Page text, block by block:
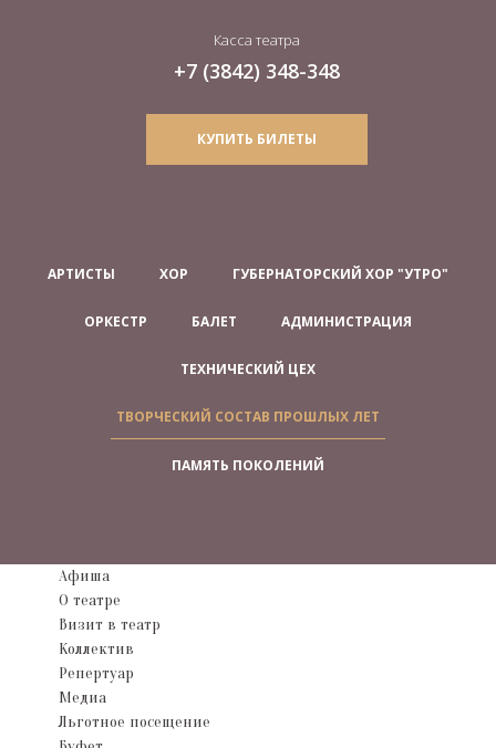
Касса театра
+7 (3842) 348-348
КУПИТЬ БИЛЕТЫ
АРТИСТЫ ХОР ГУБЕРНАТОРСКИЙ ХОР "УТРО"
ОРКЕСТР БАЛЕТ АДМИНИСТРАЦИЯ
ТЕХНИЧЕСКИЙ ЦЕХ
ТВОРЧЕСКИЙ СОСТАВ ПРОШЛЫХ ЛЕТ
ПАМЯТЬ ПОКОЛЕНИЙ
Афиша
О театре
Визит в театр
Коллектив
Репертуар
Медиа
Льготное посещение